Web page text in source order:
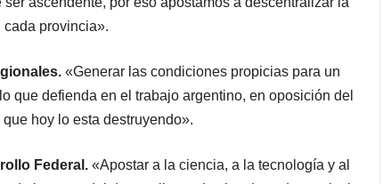
provincia».
«Generar las condiciones propicias para un
que defienda en el trabajo argentino, en oposición del
hoy lo esta destruyendo».
Federal.«Apostar a la ciencia, a la tecnología y al